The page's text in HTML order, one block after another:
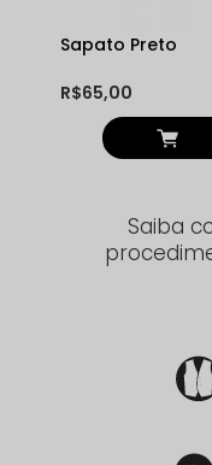
Sapato Preto
R$65,00
Saiba